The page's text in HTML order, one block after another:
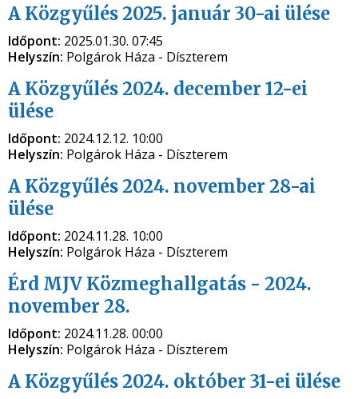
A Közgyűlés 2025. január 30-ai ülése
Időpont: 2025.01.30. 07:45
Helyszín: Polgárok Háza - Díszterem
A Közgyűlés 2024. december 12-ei
ülése
Időpont: 2024.12.12. 10:00
Helyszín: Polgárok Háza - Díszterem
A Közgyűlés 2024. november 28-ai
ülése
Időpont: 2024.11.28. 10:00
Helyszín: Polgárok Háza - Díszterem
Érd MJV Közmeghallgatás - 2024.
november 28.
Időpont: 2024.11.28. 00:00
Helyszín: Polgárok Háza - Díszterem
A Közgyűlés 2024. október 31-ei ülése